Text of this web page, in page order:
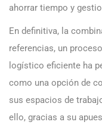
ahorrar tiempo y
En definitiva, la
referencias, un
logístico eficiente ha
como una opción de
sus espacios de
ello, gracias a su